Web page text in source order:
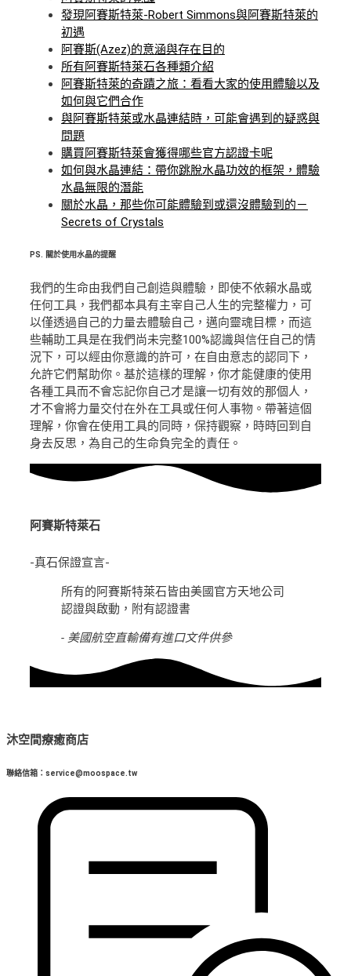
發現阿賽斯特萊-Robert Simmons與阿賽斯特萊的
初遇
阿賽斯(Azez)的意涵與存在目的
所有阿賽斯特萊石各種類介紹
阿賽斯特萊的奇蹟之旅：看看大家的使用體驗以及
如何與它們合作
與阿賽斯特萊或水晶連結時，可能會遇到的疑惑與
問題
購買阿賽斯特萊會獲得哪些官方認證卡呢
如何與水晶連結：帶你跳脫水晶功效的框架，體驗
水晶無限的潛能
關於水晶，那些你可能體驗到或還沒體驗到的－
Secrets of Crystals
PS. 關於使用水晶的提醒
我們的生命由我們自己創造與體驗，即使不依賴水晶或
任何工具，我們都本具有主宰自己人生的完整權力，可
以僅透過自己的力量去體驗自己，邁向靈魂目標，而這
些輔助工具是在我們尚未完整100%認識與信任自己的情
況下，可以經由你意識的許可，在自由意志的認同下，
允許它們幫助你。基於這樣的理解，你才能健康的使用
各種工具而不會忘記你自己才是讓一切有效的那個人，
才不會將力量交付在外在工具或任何人事物。帶著這個
理解，你會在使用工具的同時，保持觀察，時時回到自
身去反思，為自己的生命負完全的責任。
阿賽斯特萊石
-真石保證宣言-
所有的阿賽斯特萊石皆由美國官方天地公司
認證與啟動，附有認證書
- 美國航空直輸備有進口文件供參
沐空間療癒商店
聯絡信箱：service@moospace.tw